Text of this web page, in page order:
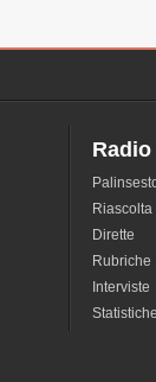
Radio
Riascolta
Dirette
Rubriche
Interviste